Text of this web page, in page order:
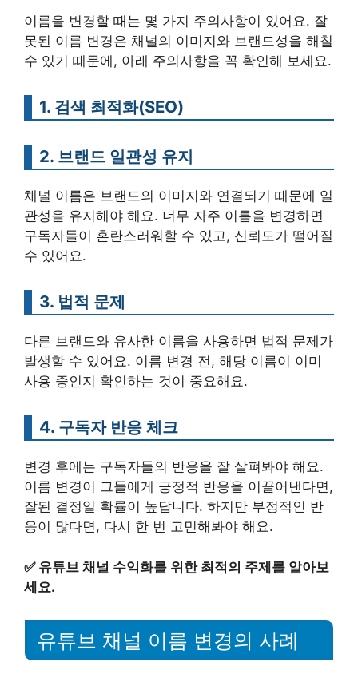
이름을 변경할 때는 몇 가지 주의사항이 있어요. 잘
못된 이름 변경은 채널의 이미지와 브랜드성을 해칠
수 있기 때문에, 아래 주의사항을 꼭 확인해 보세요.
1. 검색 최적화(SEO)
2. 브랜드 일관성 유지
채널 이름은 브랜드의 이미지와 연결되기 때문에 일
관성을 유지해야 해요. 너무 자주 이름을 변경하면
구독자들이 혼란스러워할 수 있고, 신뢰도가 떨어질
수 있어요.
3. 법적 문제
다른 브랜드와 유사한 이름을 사용하면 법적 문제가
발생할 수 있어요. 이름 변경 전, 해당 이름이 이미
사용 중인지 확인하는 것이 중요해요.
4. 구독자 반응 체크
변경 후에는 구독자들의 반응을 잘 살펴봐야 해요.
이름 변경이 그들에게 긍정적 반응을 이끌어낸다면,
잘된 결정일 확률이 높답니다. 하지만 부정적인 반
응이 많다면, 다시 한 번 고민해봐야 해요.
✅ 유튜브 채널 수익화를 위한 최적의 주제를 알아보
세요.
유튜브 채널 이름 변경의 사례